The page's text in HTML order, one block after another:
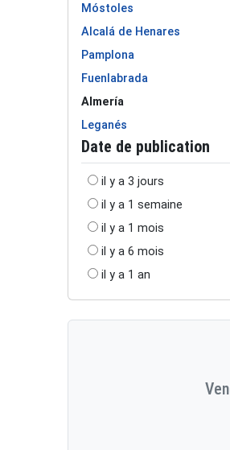
Móstoles
Alcalá de Henares
Pamplona
Fuenlabrada
Almería
Leganés
Date de publication
il y a 3 jours
il y a 1 semaine
il y a 1 mois
il y a 6 mois
il y a 1 an